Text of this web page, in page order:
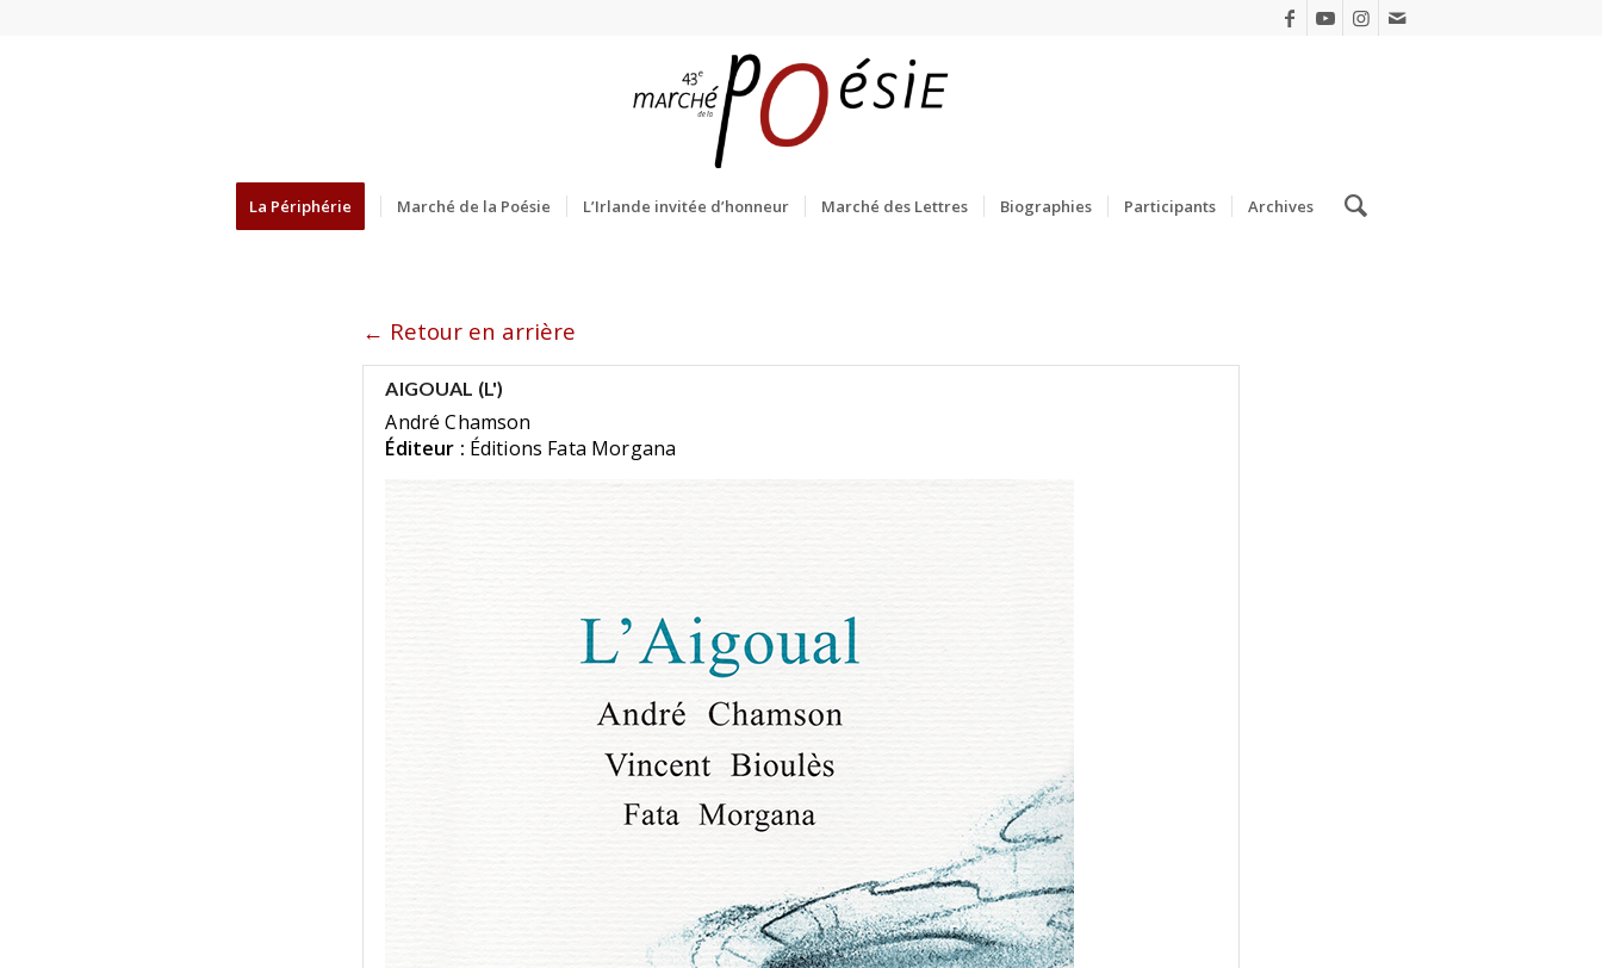
La Périphérie Marché de la Poésie L’Irlande invitée d’honneur Marché des Lettres Biographies Participants Archives
← Retour en arrière
AIGOUAL (L')
André Chamson
Éditeur : Éditions Fata Morgana